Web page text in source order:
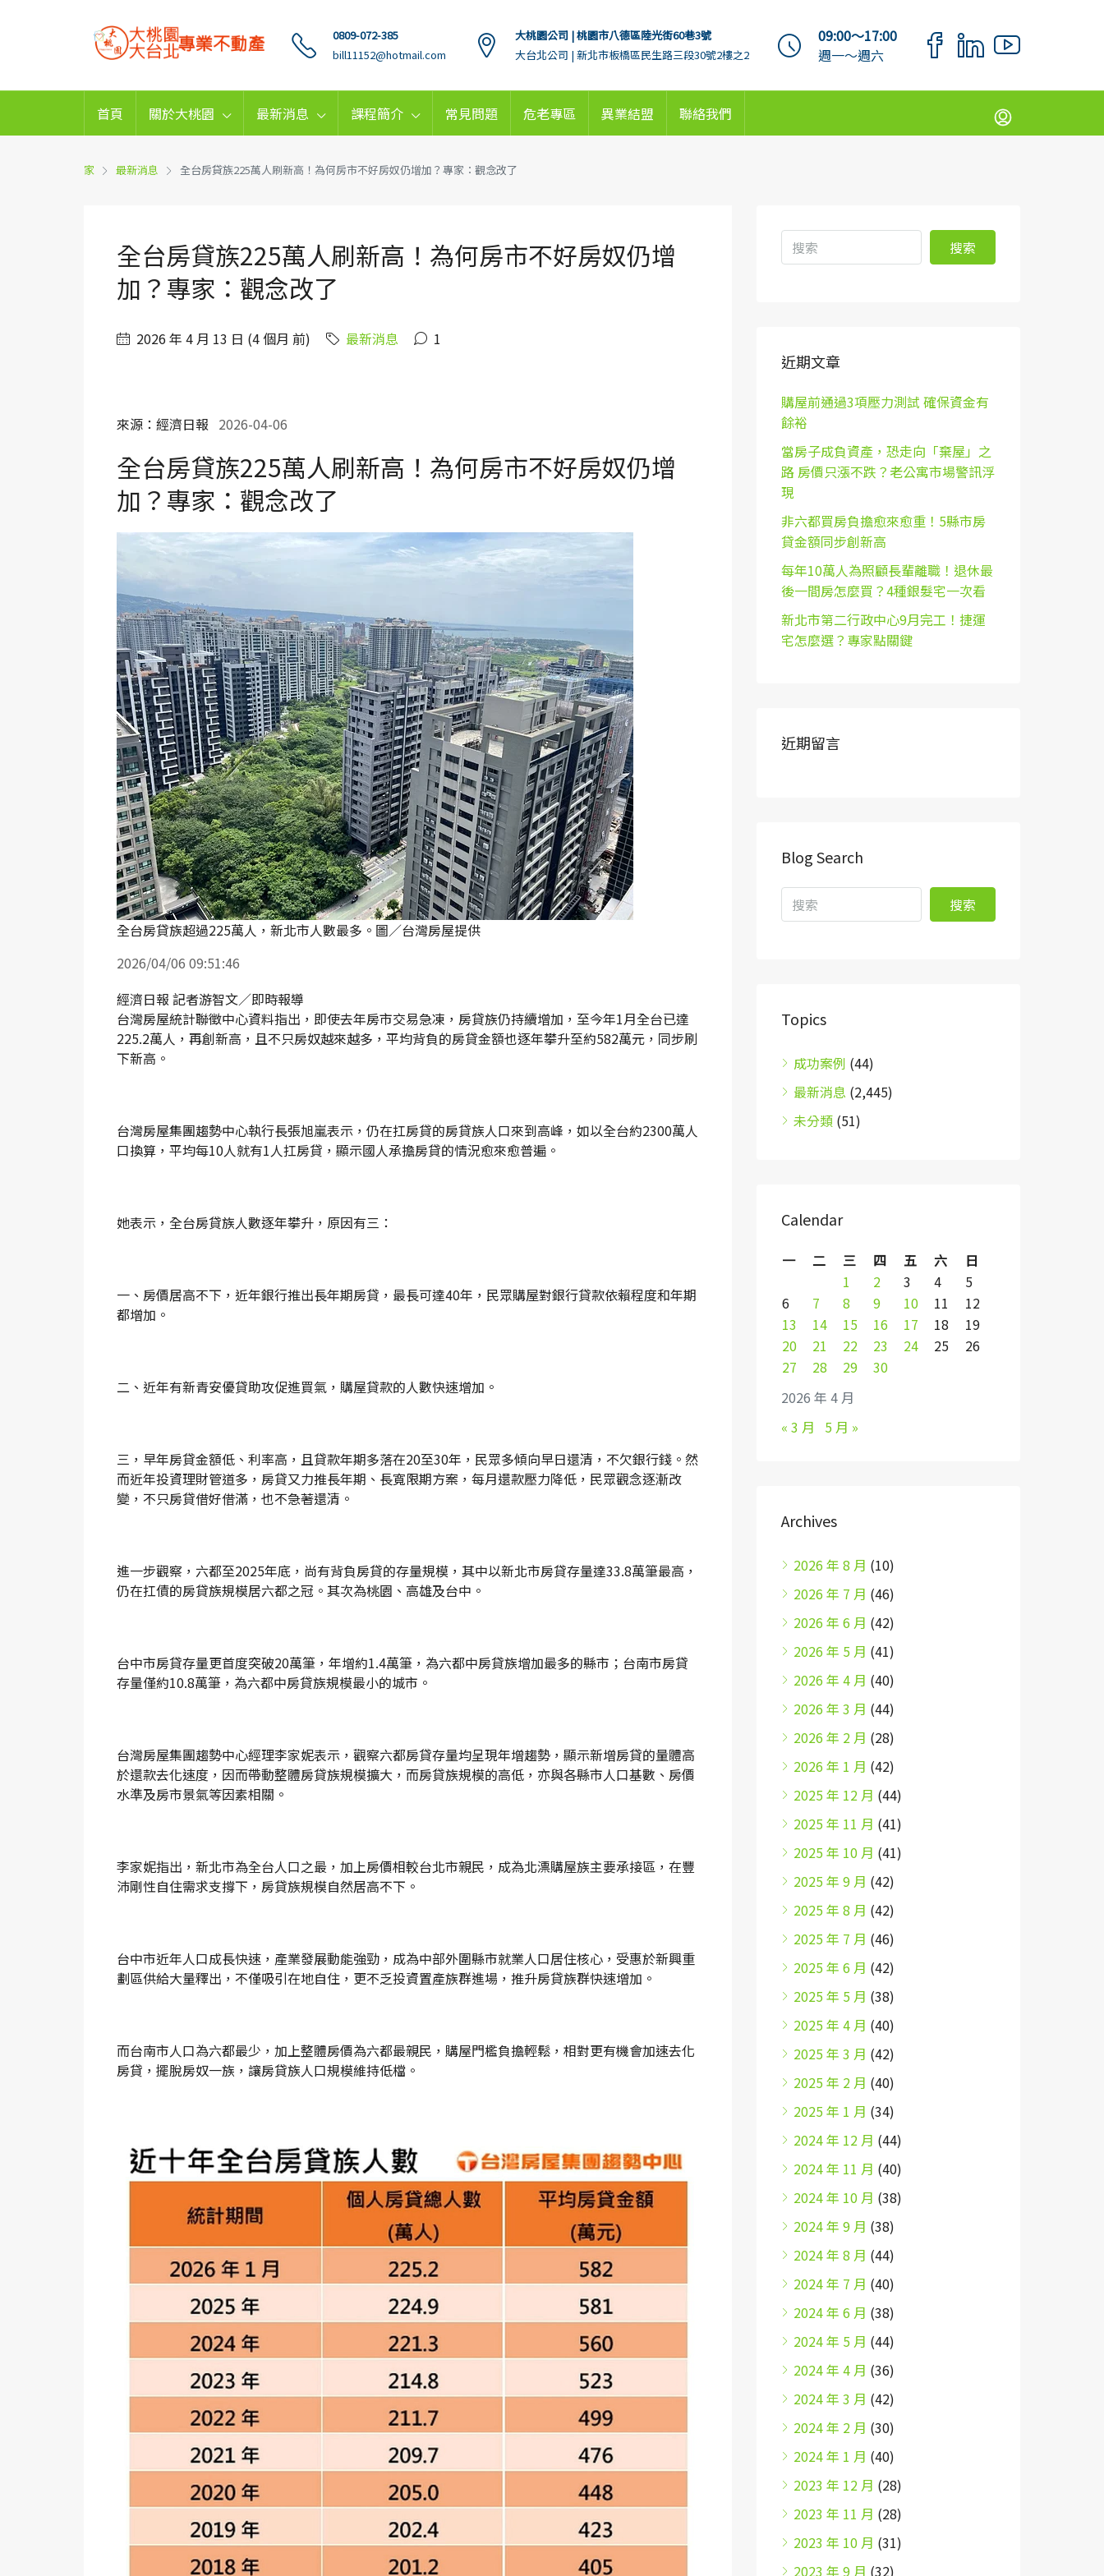
0809-072-385
bill11152@hotmail.com
大桃園公司 | 桃園市八德區陸光街60巷3號
大台北公司 | 新北市板橋區民生路三段30號2樓之2
09:00～17:00
週一～週六
首頁 關於大桃園 最新消息 課程簡介 常見問題 危老專區 異業結盟 聯絡我們
家 最新消息 全台房貸族225萬人刷新高！為何房市不好房奴仍增加？專家：觀念改了
全台房貸族225萬人刷新高！為何房市不好房奴仍增
加？專家：觀念改了
2026 年 4 月 13 日 (4 個月 前) 最新消息 1
來源：經濟日報 2026-04-06
全台房貸族225萬人刷新高！為何房市不好房奴仍增
加？專家：觀念改了
全台房貸族超過225萬人，新北市人數最多。圖／台灣房屋提供
2026/04/06 09:51:46
經濟日報 記者游智文／即時報導
台灣房屋統計聯徵中心資料指出，即使去年房市交易急凍，房貸族仍持續增加，至今年1月全台已達
225.2萬人，再創新高，且不只房奴越來越多，平均背負的房貸金額也逐年攀升至約582萬元，同步刷
下新高。
台灣房屋集團趨勢中心執行長張旭嵐表示，仍在扛房貸的房貸族人口來到高峰，如以全台約2300萬人
口換算，平均每10人就有1人扛房貸，顯示國人承擔房貸的情況愈來愈普遍。
她表示，全台房貸族人數逐年攀升，原因有三：
一、房價居高不下，近年銀行推出長年期房貸，最長可達40年，民眾購屋對銀行貸款依賴程度和年期
都增加。
二、近年有新青安優貸助攻促進買氣，購屋貸款的人數快速增加。
三，早年房貸金額低、利率高，且貸款年期多落在20至30年，民眾多傾向早日還清，不欠銀行錢。然
而近年投資理財管道多，房貸又力推長年期、長寬限期方案，每月還款壓力降低，民眾觀念逐漸改
變，不只房貸借好借滿，也不急著還清。
進一步觀察，六都至2025年底，尚有背負房貸的存量規模，其中以新北市房貸存量達33.8萬筆最高，
仍在扛債的房貸族規模居六都之冠。其次為桃園、高雄及台中。
台中市房貸存量更首度突破20萬筆，年增約1.4萬筆，為六都中房貸族增加最多的縣市；台南市房貸
存量僅約10.8萬筆，為六都中房貸族規模最小的城市。
台灣房屋集團趨勢中心經理李家妮表示，觀察六都房貸存量均呈現年增趨勢，顯示新增房貸的量體高
於還款去化速度，因而帶動整體房貸族規模擴大，而房貸族規模的高低，亦與各縣市人口基數、房價
水準及房市景氣等因素相關。
李家妮指出，新北市為全台人口之最，加上房價相較台北市親民，成為北漂購屋族主要承接區，在豐
沛剛性自住需求支撐下，房貸族規模自然居高不下。
台中市近年人口成長快速，產業發展動能強勁，成為中部外圍縣市就業人口居住核心，受惠於新興重
劃區供給大量釋出，不僅吸引在地自住，更不乏投資置產族群進場，推升房貸族群快速增加。
而台南市人口為六都最少，加上整體房價為六都最親民，購屋門檻負擔輕鬆，相對更有機會加速去化
房貸，擺脫房奴一族，讓房貸族人口規模維持低檔。
搜索
近期文章
購屋前通過3項壓力測試 確保資金有
餘裕
當房子成負資產，恐走向「棄屋」之
路 房價只漲不跌？老公寓市場警訊浮
現
非六都買房負擔愈來愈重！5縣市房
貸金額同步創新高
每年10萬人為照顧長輩離職！退休最
後一間房怎麼買？4種銀髮宅一次看
新北市第二行政中心9月完工！捷運
宅怎麼選？專家點關鍵
近期留言
Blog Search
搜索
Topics
成功案例 (44)
最新消息 (2,445)
未分類 (51)
Calendar
2026 年 4 月
一 二 三 四 五 六
日
1
2 3 4
5
6
7 8 9 10 11
12
13
14 15 16 17 18
19
20
21 22 23 24 25
26
27
28 29 30
« 3 月 5 月 »
Archives
2026 年 8 月 (10)
2026 年 7 月 (46)
2026 年 6 月 (42)
2026 年 5 月 (41)
2026 年 4 月 (40)
2026 年 3 月 (44)
2026 年 2 月 (28)
2026 年 1 月 (42)
2025 年 12 月 (44)
2025 年 11 月 (41)
2025 年 10 月 (41)
2025 年 9 月 (42)
2025 年 8 月 (42)
2025 年 7 月 (46)
2025 年 6 月 (42)
2025 年 5 月 (38)
2025 年 4 月 (40)
2025 年 3 月 (42)
2025 年 2 月 (40)
2025 年 1 月 (34)
2024 年 12 月 (44)
2024 年 11 月 (40)
2024 年 10 月 (38)
2024 年 9 月 (38)
2024 年 8 月 (44)
2024 年 7 月 (40)
2024 年 6 月 (38)
2024 年 5 月 (44)
2024 年 4 月 (36)
2024 年 3 月 (42)
2024 年 2 月 (30)
2024 年 1 月 (40)
2023 年 12 月 (28)
2023 年 11 月 (28)
2023 年 10 月 (31)
2023 年 9 月 (32)